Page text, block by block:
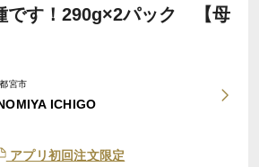
です！290g×2パック 【母
宮市
ICHIGO
アプリ初回注文限定